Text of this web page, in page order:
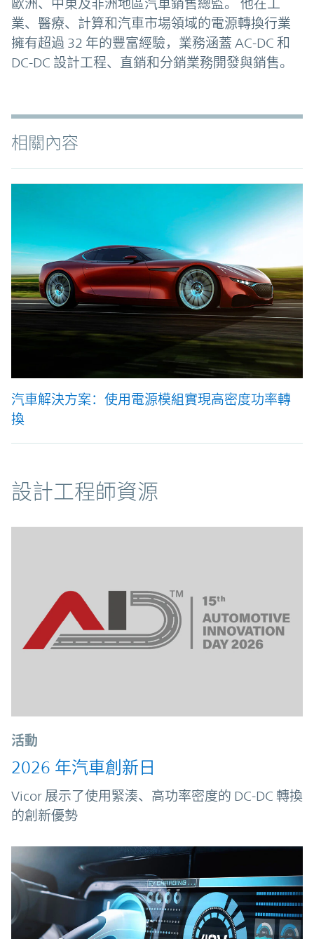
歐洲、中東及非洲地區汽車銷售總監。 他在工
業、醫療、計算和汽車市場領域的電源轉換行業
擁有超過 32 年的豐富經驗，業務涵蓋 AC-DC 和
DC-DC 設計工程、直銷和分銷業務開發與銷售。
相關內容
汽車解決方案：使用電源模組實現高密度功率轉
換
資源
設計工程師資源
活動
2026 年汽車創新日
Vicor 展示了使用緊湊、高功率密度的 DC-DC 轉換
的創新優勢